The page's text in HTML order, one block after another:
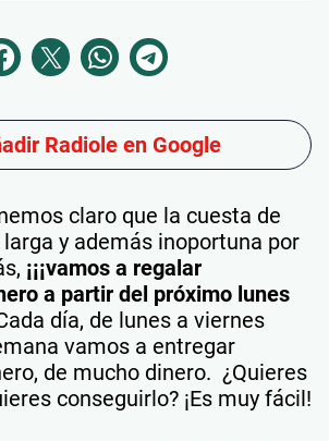
Radiole en Google
claro que la cuesta de
y además inoportuna por
¡¡¡vamos a regalar
a partir del próximo lunes
día, de lunes a viernes
vamos a entregar
de mucho dinero. ¿Quieres
conseguirlo? ¡Es muy fácil!